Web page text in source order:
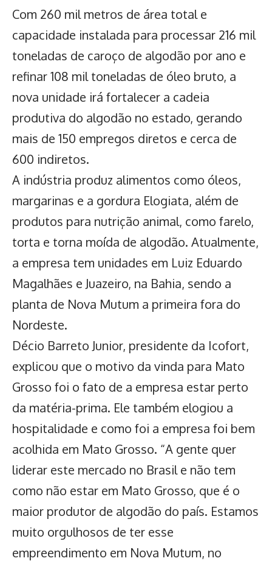
Com 260 mil metros de área total e
capacidade instalada para processar 216 mil
toneladas de caroço de algodão por ano e
refinar 108 mil toneladas de óleo bruto, a
nova unidade irá fortalecer a cadeia
produtiva do algodão no estado, gerando
mais de 150 empregos diretos e cerca de
600 indiretos.
A indústria produz alimentos como óleos,
margarinas e a gordura Elogiata, além de
produtos para nutrição animal, como farelo,
torta e torna moída de algodão. Atualmente,
a empresa tem unidades em Luiz Eduardo
Magalhães e Juazeiro, na Bahia, sendo a
planta de Nova Mutum a primeira fora do
Nordeste.
Décio Barreto Junior, presidente da Icofort,
explicou que o motivo da vinda para Mato
Grosso foi o fato de a empresa estar perto
da matéria-prima. Ele também elogiou a
hospitalidade e como foi a empresa foi bem
acolhida em Mato Grosso. “A gente quer
liderar este mercado no Brasil e não tem
como não estar em Mato Grosso, que é o
maior produtor de algodão do país. Estamos
muito orgulhosos de ter esse
empreendimento em Nova Mutum, no